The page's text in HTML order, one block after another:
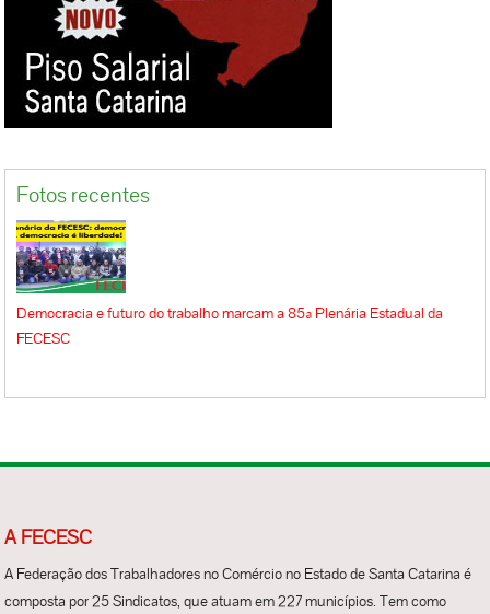
Fotos recentes
Democracia e futuro do trabalho marcam a 85ª Plenária Estadual da
FECESC
A FECESC
A Federação dos Trabalhadores no Comércio no Estado de Santa Catarina é
composta por 25 Sindicatos, que atuam em 227 municípios. Tem como